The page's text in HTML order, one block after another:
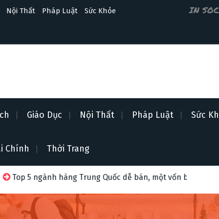
Nội Thất Pháp Luật Sức Khỏe IN
Giáo Dục Nội Thất Pháp Luật Sức
Chính Thời Trang
Trung Quốc dễ bán, một vốn bốn lời năm 2026 Bí